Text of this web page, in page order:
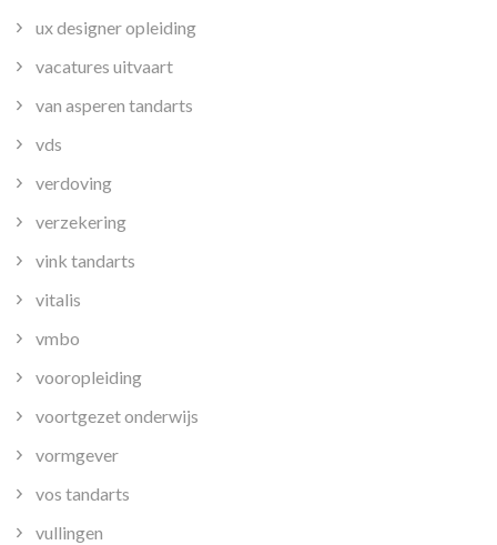
ux designer opleiding
vacatures uitvaart
van asperen tandarts
vds
verdoving
verzekering
vink tandarts
vitalis
vmbo
vooropleiding
voortgezet onderwijs
vormgever
vos tandarts
vullingen